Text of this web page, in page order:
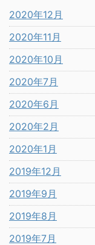
2020年12月
2020年11月
2020年10月
2020年7月
2020年6月
2020年2月
2020年1月
2019年12月
2019年9月
2019年8月
2019年7月